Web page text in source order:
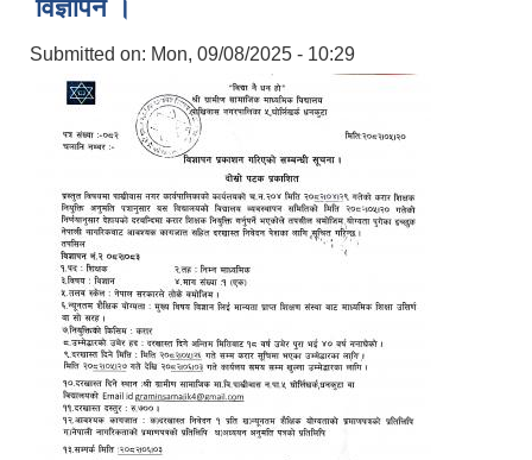
विज्ञापन ।
Submitted on: Mon, 09/08/2025 - 10:29